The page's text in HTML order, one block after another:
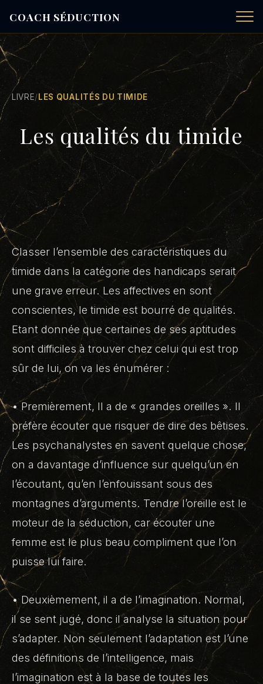
COACH SÉDUCTION
LIVRE/LES QUALITÉS DU TIMIDE
Les qualités du timide
Classer l’ensemble des caractéristiques du
timide dans la catégorie des handicaps serait
une grave erreur. Les affectives en sont
conscientes, le timide est bourré de qualités.
Etant donnée que certaines de ses aptitudes
sont difficiles à trouver chez celui qui est trop
sûr de lui, on va les énumérer :
• Premièrement, Il a de « grandes oreilles ». Il
préfère écouter que risquer de dire des bêtises.
Les psychanalystes en savent quelque chose,
on a davantage d’influence sur quelqu’un en
l’écoutant, qu’en l’enfouissant sous des
montagnes d’arguments. Tendre l’oreille est le
moteur de la séduction, car écouter une
femme est le plus beau compliment que l’on
puisse lui faire.
• Deuxièmement, il a de l’imagination. Normal,
il se sent jugé, donc il analyse la situation pour
s’adapter. Non seulement l’adaptation est l’une
des définitions de l’intelligence, mais
l’imagination est à la base de toutes les